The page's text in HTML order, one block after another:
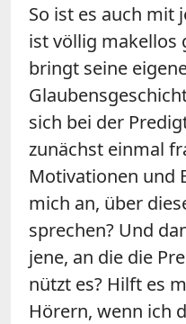
So ist es auch mit
ist völlig makellos
bringt seine
sich bei der
zunächst einmal
Motivationen und
mich an, über
sprechen? Und
jene, an die die
nützt es? Hilft es
Hörern, wenn ich